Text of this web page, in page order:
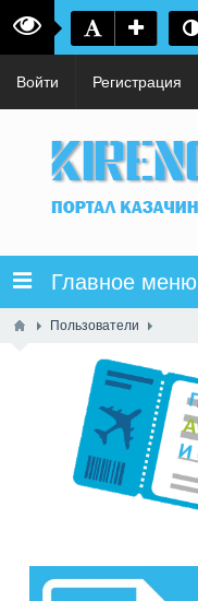
Войти Регистрация
Главное меню
Пользователи